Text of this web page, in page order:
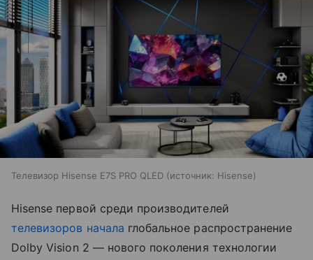
Телевизор Hisense E7S PRO QLED источник: Hisense
Hisense первой среди производителей
телевизоров начала глобальное распространение
Dolby Vision 2 — нового поколения технологии